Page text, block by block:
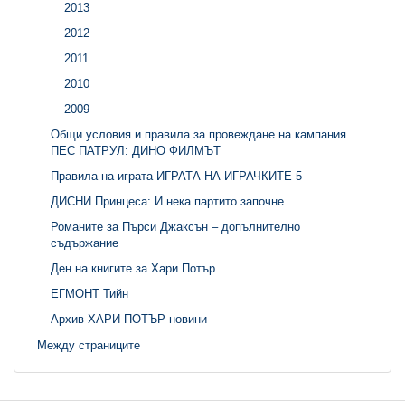
2013
2012
2011
2010
2009
Общи условия и правила за провеждане на кампания
ПЕС ПАТРУЛ: ДИНО ФИЛМЪТ
Правила на играта ИГРАТА НА ИГРАЧКИТЕ 5
ДИСНИ Принцеса: И нека партито започне
Романите за Пърси Джаксън – допълнително
съдържание
Ден на книгите за Хари Потър
ЕГМОНТ Тийн
Архив ХАРИ ПОТЪР новини
Между страниците